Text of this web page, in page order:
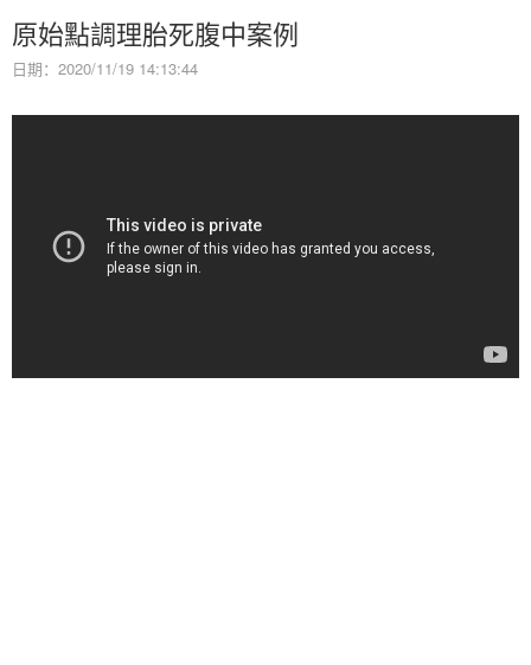
原始點調理胎死腹中案例
日期：2020/11/19 14:13:44